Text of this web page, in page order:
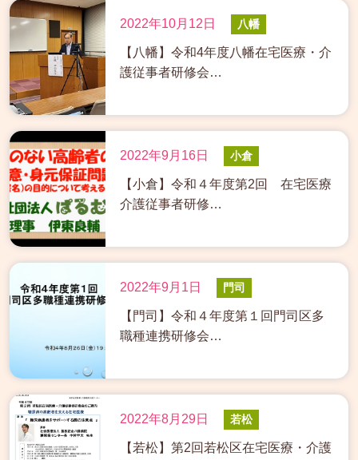
2022年10月12日 八幡
【八幡】令和4年度八幡在宅医療・介
護従事者研修会…
2022年9月16日 小倉
【小倉】令和４年度第2回 在宅医療
介護従事者研修…
2022年9月1日 門司
【門司】令和４年度第１回門司区多
職種連携研修会…
2022年8月29日 若松
【若松】第2回若松区在宅医療・介護